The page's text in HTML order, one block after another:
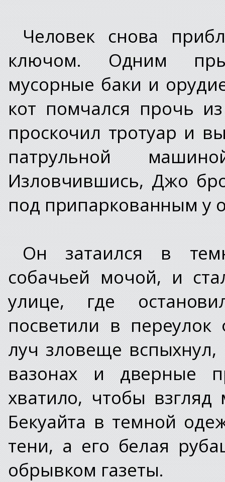
Человек снова
ключом. Одним
мусорные баки и
кот помчался прочь
проскочил тротуар и
патрульной
Изловчившись, Джо
под припаркованным у
Он затаился в
собачьей мочой, и
улице, где
посветили в
луч зловеще
вазонах и дверные
хватило, чтобы взгляд
Бекуайта в темной
тени, а его белая
обрывком газеты.